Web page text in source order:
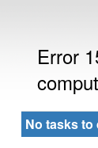
Error
No tasks to